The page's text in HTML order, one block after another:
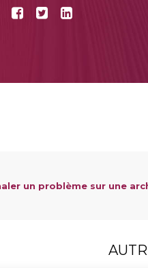
un problème sur une